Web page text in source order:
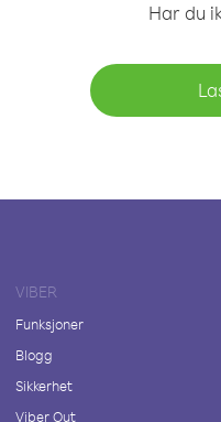
Har du
VIBER
Funksjoner
Blogg
Sikkerhet
Viber Out